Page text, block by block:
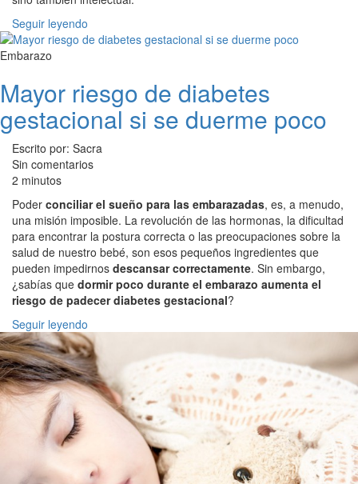
Seguir leyendo
Embarazo
Mayor riesgo de diabetes
gestacional si se duerme poco
Escrito por: Sacra
Sin comentarios
2 minutos
Poder conciliar el sueño para las embarazadas, es, a menudo,
una misión imposible. La revolución de las hormonas, la dificultad
para encontrar la postura correcta o las preocupaciones sobre la
salud de nuestro bebé, son esos pequeños ingredientes que
pueden impedirnos descansar correctamente. Sin embargo,
¿sabías que dormir poco durante el embarazo aumenta el
riesgo de padecer diabetes gestacional?
Seguir leyendo